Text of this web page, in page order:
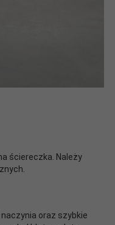
ściereczka. Należy
oraz szybkie